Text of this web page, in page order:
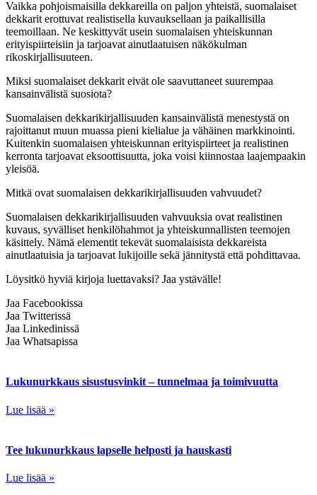
Vaikka pohjoismaisilla dekkareilla on paljon yhteistä, suomalaiset
dekkarit erottuvat realistisella kuvauksellaan ja paikallisilla
teemoillaan. Ne keskittyvät usein suomalaisen yhteiskunnan
erityispiirteisiin ja tarjoavat ainutlaatuisen näkökulman
rikoskirjallisuuteen.
Miksi suomalaiset dekkarit eivät ole saavuttaneet suurempaa
kansainvälistä suosiota?
Suomalaisen dekkarikirjallisuuden kansainvälistä menestystä on
rajoittanut muun muassa pieni kielialue ja vähäinen markkinointi.
Kuitenkin suomalaisen yhteiskunnan erityispiirteet ja realistinen
kerronta tarjoavat eksoottisuutta, joka voisi kiinnostaa laajempaakin
yleisöä.
Mitkä ovat suomalaisen dekkarikirjallisuuden vahvuudet?
Suomalaisen dekkarikirjallisuuden vahvuuksia ovat realistinen
kuvaus, syvälliset henkilöhahmot ja yhteiskunnallisten teemojen
käsittely. Nämä elementit tekevät suomalaisista dekkareista
ainutlaatuisia ja tarjoavat lukijoille sekä jännitystä että pohdittavaa.
Löysitkö hyviä kirjoja luettavaksi? Jaa ystävälle!
Jaa Facebookissa
Jaa Twitterissä
Jaa Linkedinissä
Jaa Whatsapissa
Lukunurkkaus sisustusvinkit – tunnelmaa ja toimivuutta
Lue lisää »
Tee lukunurkkaus lapselle helposti ja hauskasti
Lue lisää »